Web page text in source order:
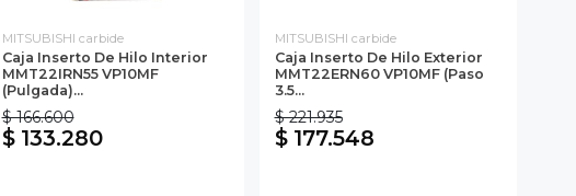
MITSUBISHI carbide
Caja Inserto De Hilo Interior
MMT22IRN55 VP10MF
(pulgada)...
$ 166.600
$ 133.280
MITSUBISHI carbide
Caja Inserto De Hilo Exterior
MMT22ERN60 VP10MF (paso
3.5...
$ 221.935
$ 177.548